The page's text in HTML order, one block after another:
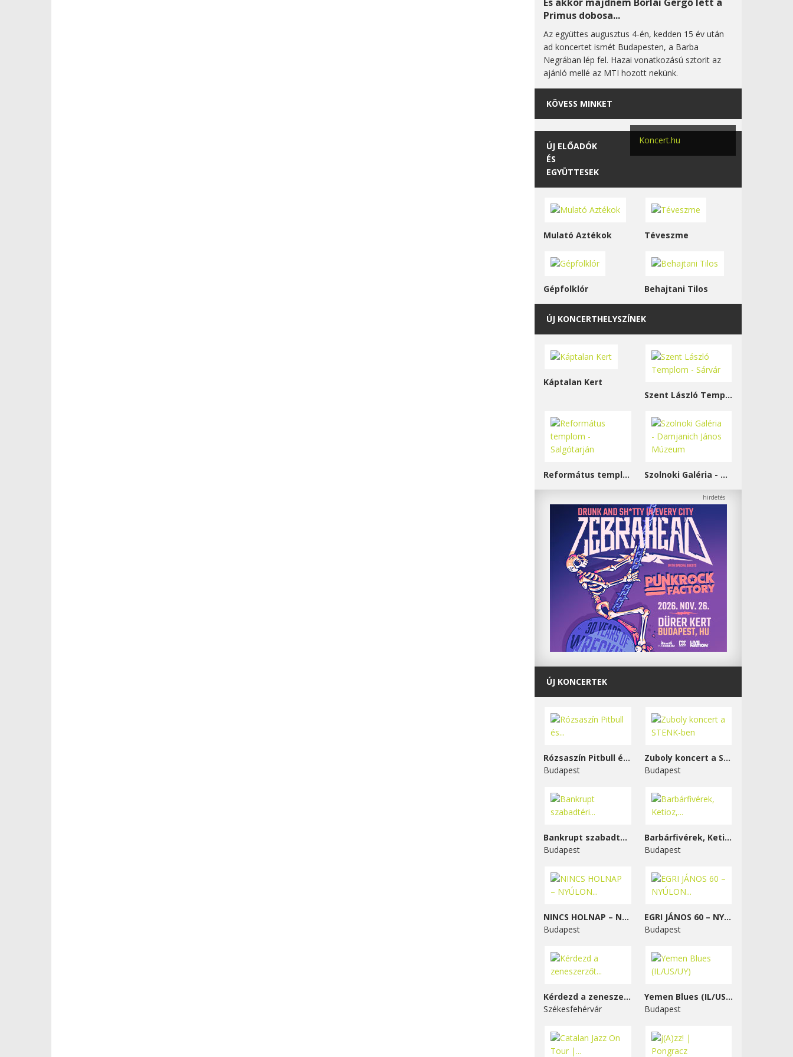
Primus dobosa...
Az együttes augusztus 4-én, kedden 15 év után
ad koncertet ismét Budapesten, a Barba
Negrában lép fel. Hazai vonatkozású sztorit az
ajánló mellé az MTI hozott nekünk.
KÖVESS MINKET
Koncert.hu
ÚJ ELŐADÓK
ÉS
EGYÜTTESEK
Mulató Aztékok Téveszme
Gépfolklór Behajtani Tilos
ÚJ KONCERTHELYSZÍNEK
Káptalan Kert
Szent László Templom - Sárvár
Református templom - Salgótarján Szolnoki Galéria - Damjanich János Múzeum
ÚJ KONCERTEK
Rózsaszín Pitbull és...
Budapest
Zuboly koncert a STENK-ben
Budapest
Bankrupt szabadtéri...
Budapest
Barbárfivérek, Ketioz,...
Budapest
NINCS HOLNAP – NYÚLON...
Budapest
EGRI JÁNOS 60 – NYÚLON...
Budapest
Kérdezd a zeneszerzőt...
Székesfehérvár
Yemen Blues (IL/US/UY)
Budapest